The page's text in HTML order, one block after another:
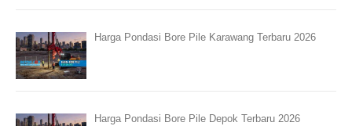
Harga Pondasi Bore Pile Karawang Terbaru 2026
Harga Pondasi Bore Pile Depok Terbaru 2026